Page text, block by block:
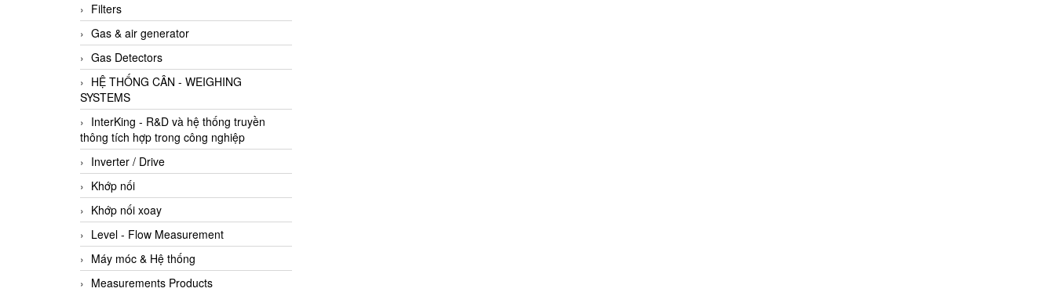
Filters
Gas & air generator
Gas Detectors
HỆ THỐNG CÂN - WEIGHING
SYSTEMS
InterKing - R&D và hệ thống truyền
thông tích hợp trong công nghiệp
Inverter / Drive
Khớp nối
Khớp nối xoay
Level - Flow Measurement
Máy móc & Hệ thống
Measurements Products